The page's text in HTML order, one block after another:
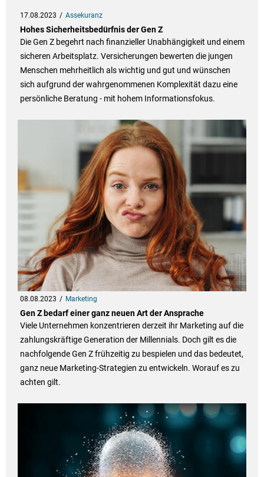
17.08.2023 Assekuranz
Hohes Sicherheitsbedürfnis der Gen Z
Die Gen Z begehrt nach finanzieller Unabhängigkeit und einem
sicheren Arbeitsplatz. Versicherungen bewerten die jungen
Menschen mehrheitlich als wichtig und gut und wünschen
sich aufgrund der wahrgenommenen Komplexität dazu eine
persönliche Beratung - mit hohem Informationsfokus.
08.08.2023 Marketing
Gen Z bedarf einer ganz neuen Art der Ansprache
Viele Unternehmen konzentrieren derzeit ihr Marketing auf die
zahlungskräftige Generation der Millennials. Doch gilt es die
nachfolgende Gen Z frühzeitig zu bespielen und das bedeutet,
ganz neue Marketing-Strategien zu entwickeln. Worauf es zu
achten gilt.